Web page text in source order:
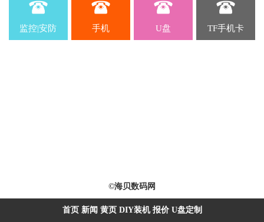
监控|安防 手机 U盘 TF手机卡
©海贝数码网
首页 新闻 黄页 DIY装机 报价 U盘定制